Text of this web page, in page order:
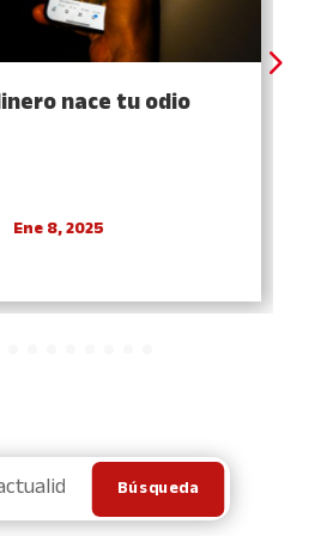
nace tu odio
Ene 8, 2025